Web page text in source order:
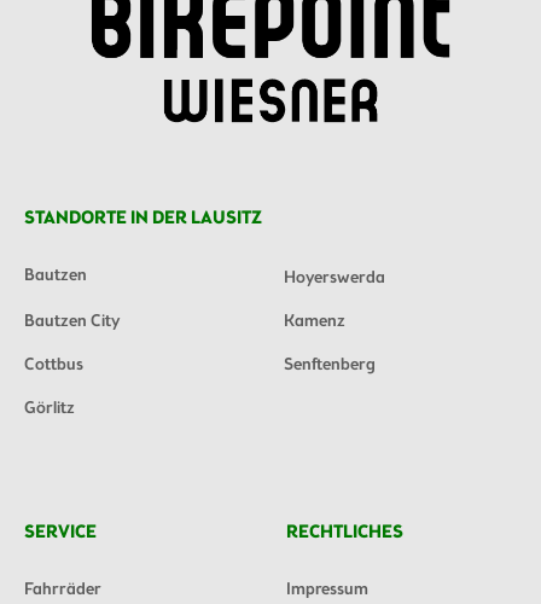
STANDORTE IN DER LAUSITZ
Bautzen
Hoyerswerda
Bautzen City
Kamenz
Cottbus
Senftenberg
Görlitz
SERVICE
Fahrräder
RECHTLICHES
Impressum